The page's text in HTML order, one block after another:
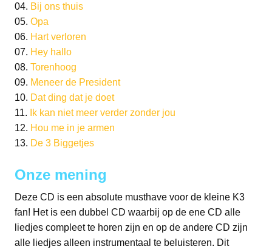
04. Bij ons thuis
05. Opa
06. Hart verloren
07. Hey hallo
08. Torenhoog
09. Meneer de President
10. Dat ding dat je doet
11.
Ik kan niet meer verder zonder jou
12. Hou me in je armen
13. De 3 Biggetjes
Onze mening
Deze CD is een absolute musthave voor de kleine K3
fan! Het is een dubbel CD waarbij op de ene CD alle
liedjes compleet te horen zijn en op de andere CD zijn
alle liedjes alleen instrumentaal te beluisteren. Dit